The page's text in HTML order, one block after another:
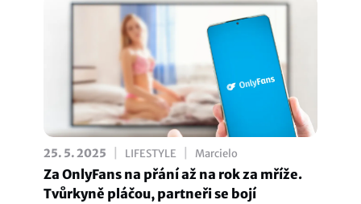
25. 5. 2025 LIFESTYLE Marcielo
Za OnlyFans na přání až na rok za mříže.
Tvůrkyně pláčou, partneři se bojí